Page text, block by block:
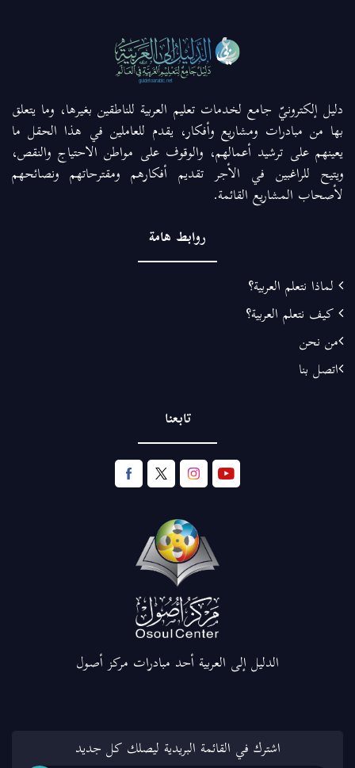
دليل إلكترونيّ جامع لخدمات تعليم العربية للناطقين بغيرها، وما يتعلق
بها من مبادرات ومشاريع وأفكار، يقدم للعاملين في هذا الحقل ما
يعينهم على ترشيد أعمالهم، والوقوف على مواطن الاحتياج والنقص،
ويتيح للراغبين في الأجر تقديم أفكارهم ومقترحاتهم ونصائحهم
لأصحاب المشاريع القائمة.
روابط هامة
لماذا نتعلم العربية؟
كيف نتعلم العربية؟
من نحن
اتصل بنا
تابعنا
الدليل إلى العربية أحد مبادرات مركز أصول
اشترك في القائمة البريدية ليصلك كل جديد